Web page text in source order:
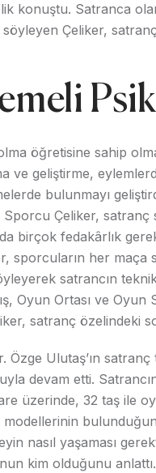
konuştu. Satranca
söyleyen Çeliker,
öğretisine sahip
ve geliştirme,
bulunmayı
Çeliker,
birçok fedakârlık
sporcuların her maça
satrancın
Oyun Ortası ve
satranç özelindeki
Ulutaş’ın
devam etti.
üzerinde, 32 taş ile
nasıl yaşaması
kim olduğunu